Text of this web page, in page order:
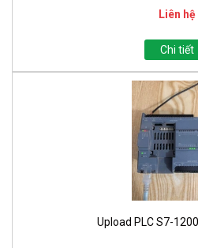
Liên hệ
Chi tiết
Upload PLC S7-